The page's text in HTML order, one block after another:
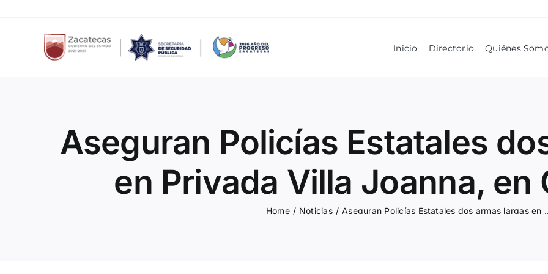
Inicio Directorio Quiénes
Aseguran Policías Estatales
en Privada Villa Joanna, en
Home / Noticias / Aseguran Policías